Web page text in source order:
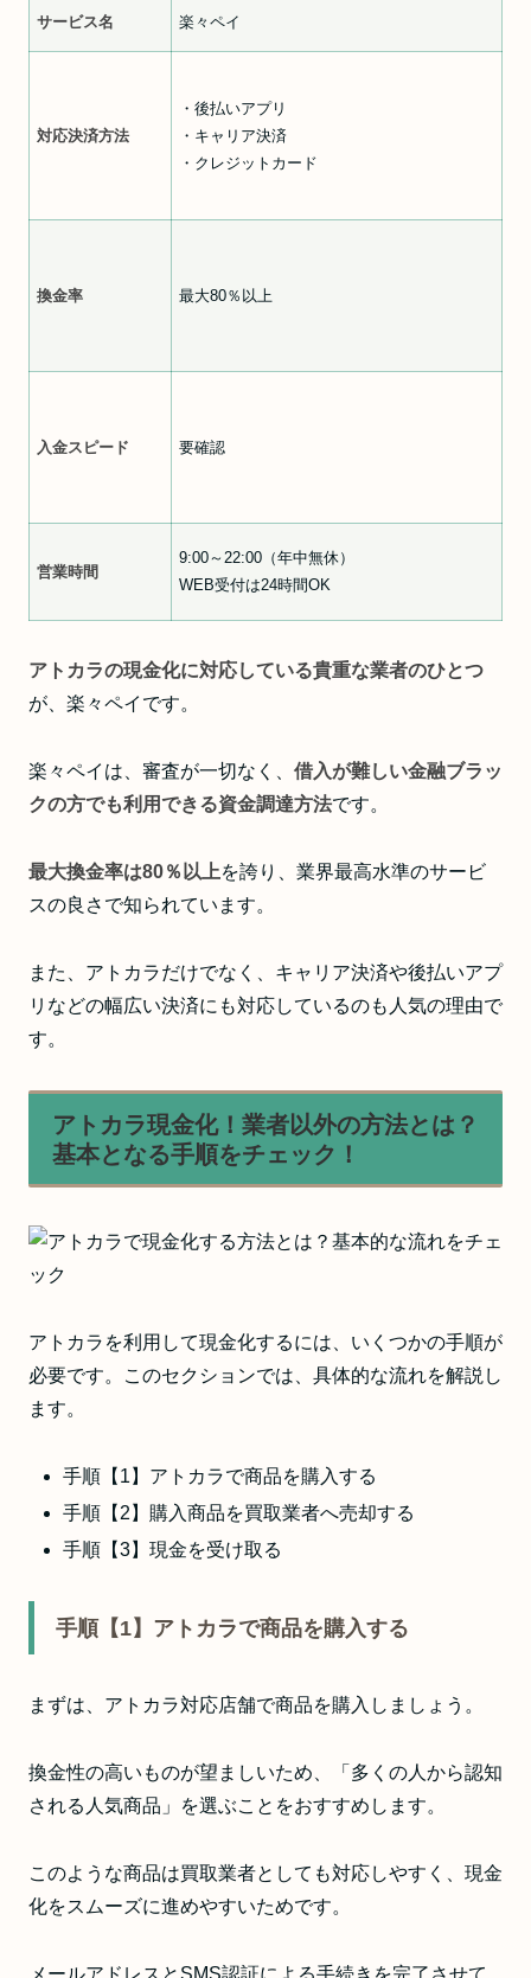
サービス名 楽々ペイ
対応決済方法
・後払いアプリ
・キャリア決済
・クレジットカード
換金率 最大80％以上
入金スピード 要確認
営業時間
9:00～22:00（年中無休）
WEB受付は24時間OK
アトカラの現金化に対応している貴重な業者のひとつ
が、楽々ペイです。
楽々ペイは、審査が一切なく、 借入が難しい金融ブラッ
クの方でも利用できる資金調達方法です。
最大換金率は80％以上を誇り、業界最高水準のサービ
スの良さで知られています。
また、アトカラだけでなく、キャリア決済や後払いアプ
リなどの幅広い決済にも対応しているのも人気の理由で
す。
アトカラ現金化！業者以外の方法とは？
基本となる手順をチェック！
アトカラを利用して現金化するには、いくつかの手順が
必要です。このセクションでは、具体的な流れを解説し
ます。
手順【1】アトカラで商品を購入する
手順【2】購入商品を買取業者へ売却する
手順【3】現金を受け取る
手順【1】アトカラで商品を購入する
まずは、アトカラ対応店舗で商品を購入しましょう。
換金性の高いものが望ましいため、「多くの人から認知
される人気商品」を選ぶことをおすすめします。
このような商品は買取業者としても対応しやすく、現金
化をスムーズに進めやすいためです。
メールアドレスとSMS認証による手続きを完了させて